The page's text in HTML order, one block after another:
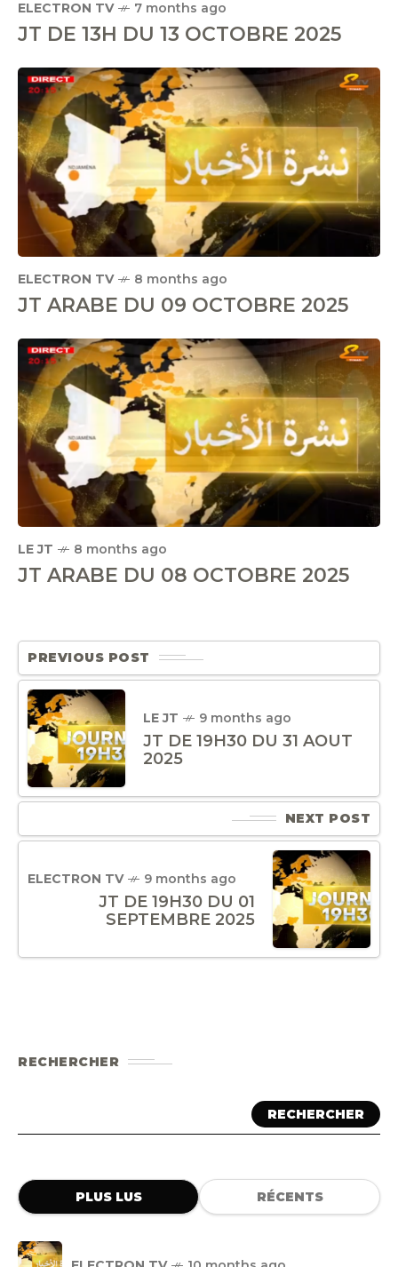
ELECTRON TV 7 months ago
JT DE 13H DU 13 OCTOBRE 2025
ELECTRON TV 8 months ago
JT ARABE DU 09 OCTOBRE 2025
LE JT 8 months ago
JT ARABE DU 08 OCTOBRE 2025
PREVIOUS POST
LE JT 9 months ago
JT DE 19H30 DU 31 AOUT
2025
NEXT POST
ELECTRON TV 9 months ago
JT DE 19H30 DU 01
SEPTEMBRE 2025
RECHERCHER
RECHERCHER
PLUS LUS RÉCENTS